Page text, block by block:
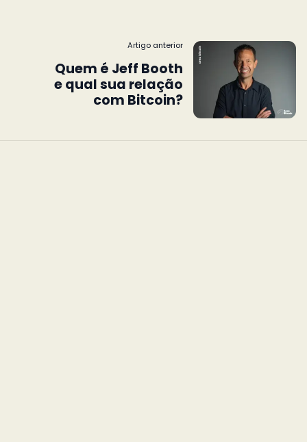
Artigo anterior
Quem é Jeff Booth
e qual sua relação
com Bitcoin?